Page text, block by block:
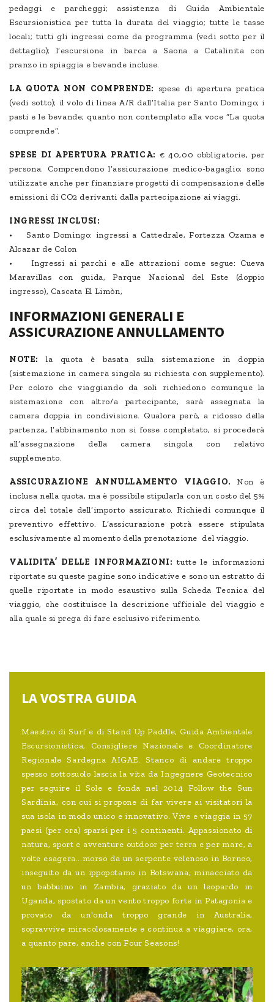
pedaggi e parcheggi; assistenza di Guida Ambientale
Escursionistica per tutta la durata del viaggio; tutte le tasse
locali; tutti gli ingressi come da programma (vedi sotto per il
dettaglio); l’escursione in barca a Saona a Catalinita con
pranzo in spiaggia e bevande incluse.
LA QUOTA NON COMPRENDE: spese di apertura pratica
(vedi sotto); il volo di linea A/R dall’Italia per Santo Domingo; i
pasti e le bevande; quanto non contemplato alla voce “La quota
comprende”.
SPESE DI APERTURA PRATICA: € 40,00 obbligatorie, per
persona. Comprendono l’assicurazione medico-bagaglio; sono
utilizzate anche per finanziare progetti di compensazione delle
emissioni di CO2 derivanti dalla partecipazione ai viaggi.
INGRESSI INCLUSI:
• Santo Domingo: ingressi a Cattedrale, Fortezza Ozama e
Alcazar de Colon
• Ingressi ai parchi e alle attrazioni come segue: Cueva
Maravillas con guida, Parque Nacional del Este (doppio
ingresso), Cascata El Limòn,
INFORMAZIONI GENERALI E
ASSICURAZIONE ANNULLAMENTO
NOTE:
la quota è basata sulla sistemazione in doppia
(sistemazione in camera singola su richiesta con supplemento).
Per coloro che viaggiando da soli richiedono comunque la
sistemazione con altro/a partecipante, sarà assegnata la
camera doppia in condivisione. Qualora però, a ridosso della
partenza, l’abbinamento non si fosse completato, si procederà
all’assegnazione della camera singola con relativo
supplemento.
ASSICURAZIONE ANNULLAMENTO VIAGGIO. Non è
inclusa nella quota, ma è possibile stipularla con un costo del 5%
circa del totale dell’importo assicurato. Richiedi comunque il
preventivo effettivo. L’assicurazione potrà essere stipulata
esclusivamente al momento della prenotazione del viaggio.
VALIDITA’ DELLE INFORMAZIONI: tutte le informazioni
riportate su queste pagine sono indicative e sono un estratto di
quelle riportate in modo esaustivo sulla Scheda Tecnica del
viaggio, che costituisce la descrizione ufficiale del viaggio e
alla quale si prega di fare esclusivo riferimento.
LA VOSTRA GUIDA
Maestro di Surf e di Stand Up Paddle, Guida Ambientale
Escursionistica, Consigliere Nazionale e Coordinatore
Regionale Sardegna AIGAE. Stanco di andare troppo
spesso sottosuolo lascia la vita da Ingegnere Geotecnico
per seguire il Sole e fonda nel 2014 Follow the Sun
Sardinia, con cui si propone di far vivere ai visitatori la
sua isola in modo unico e innovativo. Vive e viaggia in 57
paesi (per ora) sparsi per i 5 continenti. Appassionato di
natura, sport e avventure outdoor per terra e per mare, a
volte esagera...morso da un serpente velenoso in Borneo,
inseguito da un ippopotamo in Botswana, minacciato da
un babbuino in Zambia, graziato da un leopardo in
Uganda, spostato da un vento troppo forte in Patagonia e
provato da un'onda troppo grande in Australia,
sopravvive miracolosamente e continua a viaggiare, ora,
a quanto pare, anche con Four Seasons!